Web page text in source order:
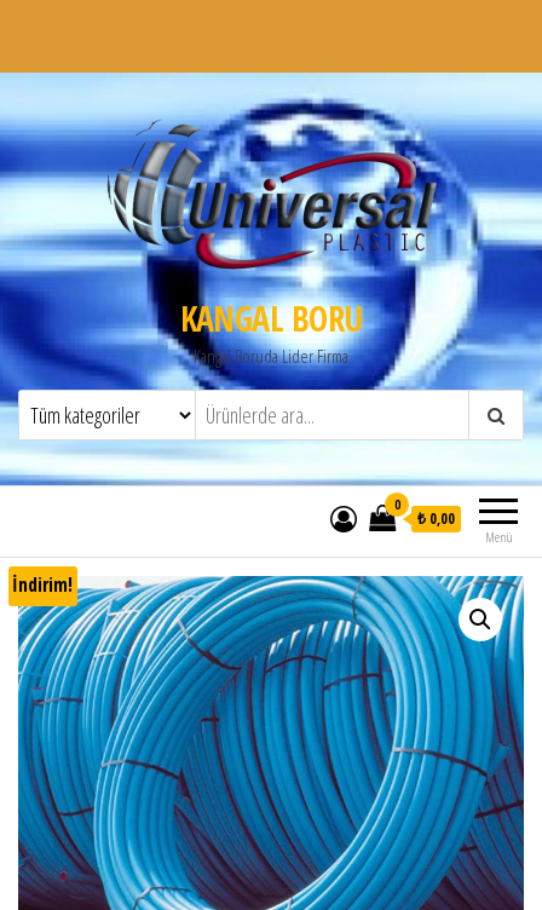
KANGAL BORU
Kangal Boruda Lider Firma
Menü
0
₺ 0,00
İndirim!